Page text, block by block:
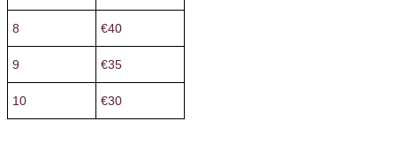
8 €40
9 €35
10 €30